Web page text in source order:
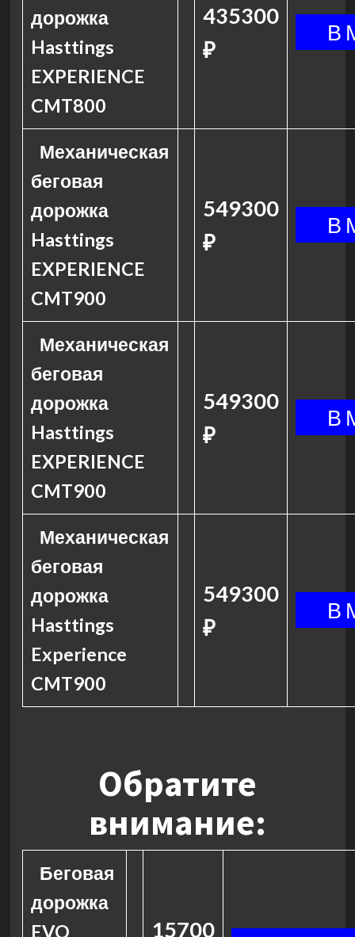
дорожка
Hasttings
EXPERIENCE
CMT800
435300
₽
Механическая
беговая
дорожка
Hasttings
EXPERIENCE
CMT900
549300
₽
Механическая
беговая
дорожка
Hasttings
EXPERIENCE
CMT900
549300
₽
Механическая
беговая
дорожка
Hasttings
Experience
CMT900
549300
₽
Обратите
внимание:
Беговая
дорожка
EVO
15700